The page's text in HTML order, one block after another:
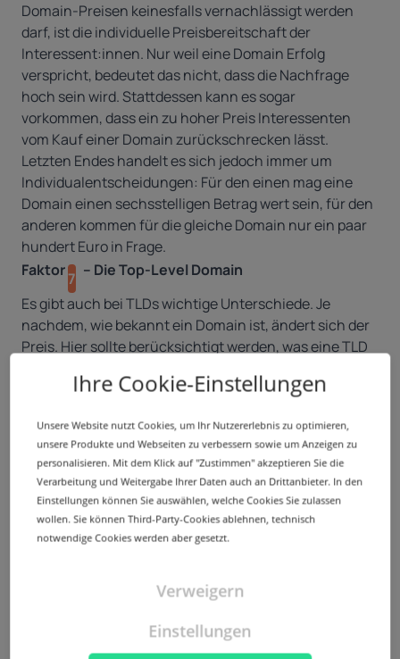
Domain-Preisen keinesfalls vernachlässigt werden
darf, ist die individuelle Preisbereitschaft der
Interessent:innen. Nur weil eine Domain Erfolg
verspricht, bedeutet das nicht, dass die Nachfrage
hoch sein wird. Stattdessen kann es sogar
vorkommen, dass ein zu hoher Preis Interessenten
vom Kauf einer Domain zurückschrecken lässt.
Letzten Endes handelt es sich jedoch immer um
Individualentscheidungen: Für den einen mag eine
Domain einen sechsstelligen Betrag wert sein, für den
anderen kommen für die gleiche Domain nur ein paar
hundert Euro in Frage.
Faktor7 – Die Top-Level Domain
Es gibt auch bei TLDs wichtige Unterschiede. Je
nachdem, wie bekannt ein Domain ist, ändert sich der
Preis. Hier sollte berücksichtigt werden, was eine TLD
kann eine länderspezifische TLD anzeigen, wo sich ein
Besucher über die Art der Webseite, z. B. ob es sich um
eine Firma (.biz, .com), eine Non-Profit-Organisation
(.org) oder eine Bildungsinstitut (.edu) handelt. Auch
die Sprache der TLDs sollte passen. present.de hat ein
gutes englisches Keyword, aber die falsche TLD.
Jedes digitale Projekt basiert auf einem wesentlichen
die 15 häufigsten Fragen zur Registrierung eines
erfolgreichen Domain-Namens
Ob eine Domain tatsächlich ihr Geld wert ist, lässt sich
von vornherein nur schwer beurteilen. In den meisten
Ihre Cookie-Einstellungen
Unsere Website nutzt Cookies, um Ihr Nutzererlebnis zu optimieren,
unsere Produkte und Webseiten zu verbessern sowie um Anzeigen zu
personalisieren. Mit dem Klick auf "Zustimmen" akzeptieren Sie die
Verarbeitung und Weitergabe Ihrer Daten auch an Drittanbieter. In den
Einstellungen können Sie auswählen, welche Cookies Sie zulassen
wollen. Sie können Third-Party-Cookies ablehnen, technisch
notwendige Cookies werden aber gesetzt.
Verweigern
Einstellungen